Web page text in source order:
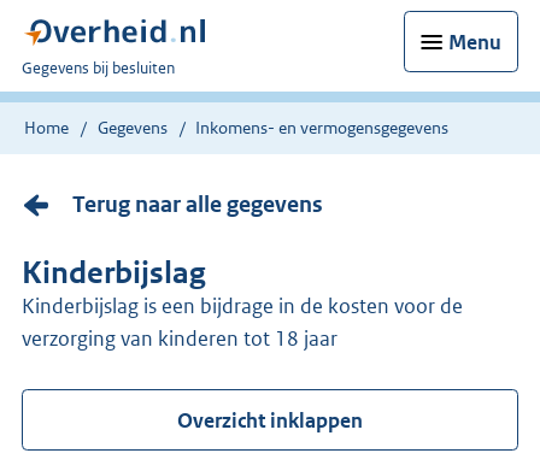
Menu
U
bent
nu
Gegevens bij besluiten
Home Gegevens Inkomens- en vermogensgegevens
Terug naar alle gegevens
Kinderbijslag
Kinderbijslag is een bijdrage in de kosten voor de
verzorging van kinderen tot 18 jaar
Overzicht inklappen